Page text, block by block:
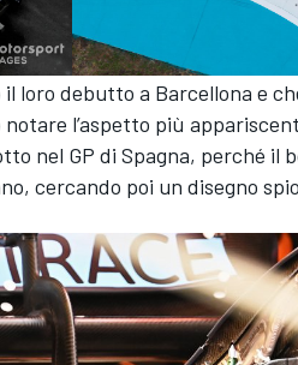
loro debutto a Barcellona e
l’aspetto più
nel GP di Spagna, perché il
cercando poi un disegno